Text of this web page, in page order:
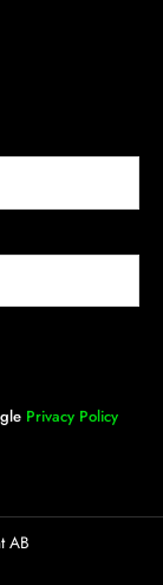
Privacy Policy
AB